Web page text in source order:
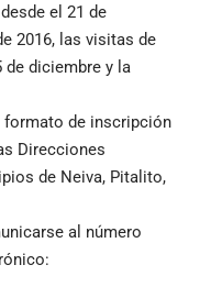
el 21 de
2016, las visitas de
de diciembre y la
formato de inscripción
Direcciones
de Neiva, Pitalito,
al número